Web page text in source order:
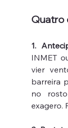
Quatro
1.
INMET
vier
barreira
no
exagero.